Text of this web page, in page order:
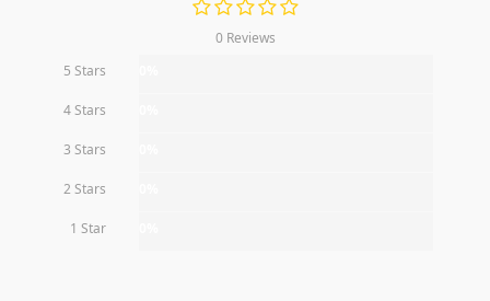
0 Reviews
5 Stars
4 Stars
3 Stars
2 Stars
1 Star